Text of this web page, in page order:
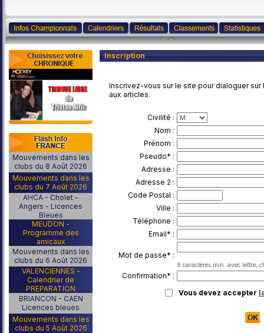
Mouvements dans les
clubs du 8 Août 2026
Mouvements dans les
clubs du 7 Août 2026
AHCA - Cholet -
Angers - Licences
Bleues
MEUDON -
Programme des
amicaux
Mouvements dans les
clubs du 6 Août 2026
VALENCIENNES -
Calendrier de
PREPARATION
BRIANCON - CAEN
Licences bleues
Mouvements dans les
clubs du 5 Août 2026
Inscription
Inscrivez-vous sur le site pour dialoguer
aux articles.
Civilité :
Nom :
Prénom :
Pseudo* :
Adresse :
Adresse 2 :
Code Postal :
Ville :
Téléphone :
Email* :
Mot de passe* :
8 caractères min. avec lettre,
Confirmation* :
Vous devez accepter